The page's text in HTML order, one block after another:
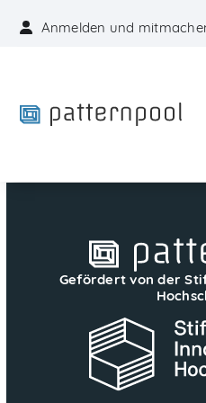
Anmelden und
Gefördert von der